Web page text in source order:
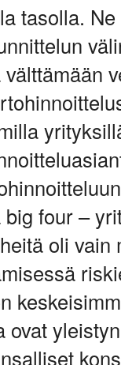
tasolla.
välttämään
big four –
oli vain
ovat